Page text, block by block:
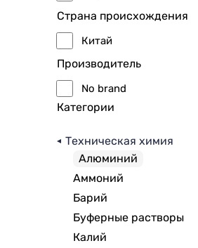
Страна происхождения
Китай
Производитель
No brand
Категории
Техническая химия
Алюминий
Аммоний
Барий
Буферные растворы
Калий